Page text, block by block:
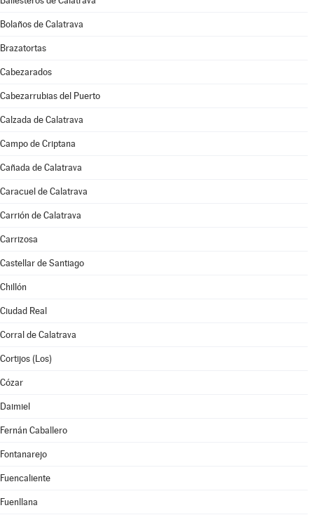
Bolaños de Calatrava
Brazatortas
Cabezarados
Cabezarrubias del Puerto
Calzada de Calatrava
Campo de Criptana
Cañada de Calatrava
Caracuel de Calatrava
Carrión de Calatrava
Carrizosa
Castellar de Santiago
Chillón
Ciudad Real
Corral de Calatrava
Cortijos (Los)
Cózar
Daimiel
Fernán Caballero
Fontanarejo
Fuencaliente
Fuenllana